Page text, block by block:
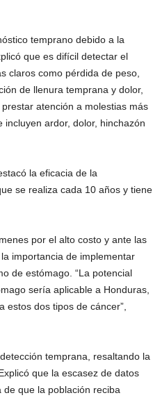
temprano debido a la
que es difícil detectar el
claros como pérdida de peso,
de llenura temprana y dolor,
atención a molestias más
ardor, dolor, hinchazón
la eficacia de la
se realiza cada 10 años y tiene
por el alto costo y ante las
importancia de implementar
de estómago. “La potencial
sería aplicable a Honduras,
dos tipos de cáncer”,
temprana, resaltando la
que la escasez de datos
que la población reciba